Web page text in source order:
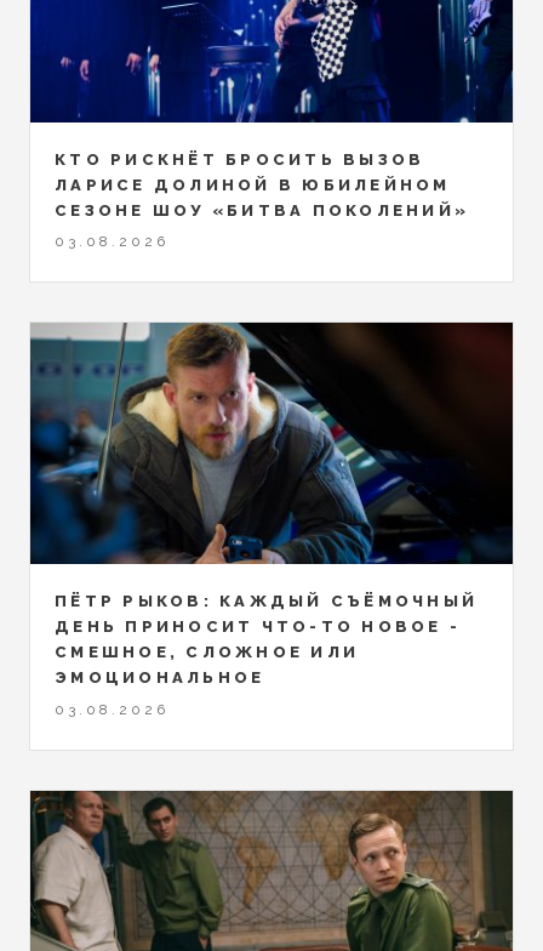
КТО РИСКНЁТ БРОСИТЬ ВЫЗОВ
ЛАРИСЕ ДОЛИНОЙ В ЮБИЛЕЙНОМ
СЕЗОНЕ ШОУ «БИТВА ПОКОЛЕНИЙ»
03.08.2026
ПЁТР РЫКОВ: КАЖДЫЙ СЪЁМОЧНЫЙ
ДЕНЬ ПРИНОСИТ ЧТО-ТО НОВОЕ -
СМЕШНОЕ, СЛОЖНОЕ ИЛИ
ЭМОЦИОНАЛЬНОЕ
03.08.2026